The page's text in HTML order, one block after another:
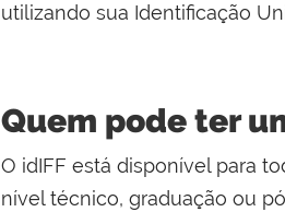
utilizando sua Identificação
Quem pode ter
O idIFF está disponível para
nível técnico, graduação ou